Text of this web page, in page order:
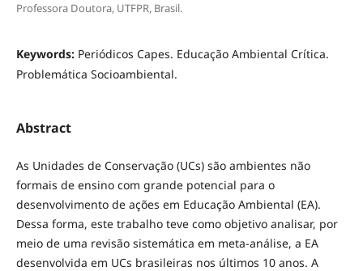
Professora Doutora, UTFPR, Brasil.
Keywords: Periódicos Capes. Educação Ambiental Crítica.
Problemática Socioambiental.
Abstract
As Unidades de Conservação (UCs) são ambientes não
formais de ensino com grande potencial para o
desenvolvimento de ações em Educação Ambiental (EA).
Dessa forma, este trabalho teve como objetivo analisar, por
meio de uma revisão sistemática em meta-análise, a EA
desenvolvida em UCs brasileiras nos últimos 10 anos. A